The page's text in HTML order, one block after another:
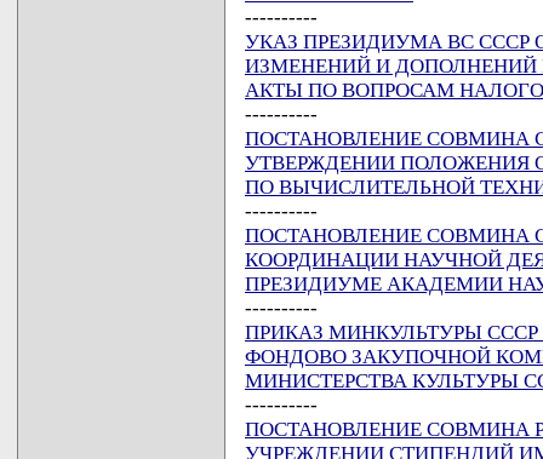
----------
УКАЗ ПРЕЗИДИУМА ВС СССР
ИЗМЕНЕНИЙ И ДОПОЛНЕНИЙ
АКТЫ ПО ВОПРОСАМ
----------
ПОСТАНОВЛЕНИЕ СОВМИНА
УТВЕРЖДЕНИИ ПОЛОЖЕНИЯ
ПО ВЫЧИСЛИТЕЛЬНОЙ
----------
ПОСТАНОВЛЕНИЕ СОВМИНА
КООРДИНАЦИИ НАУЧНОЙ
ПРЕЗИДИУМЕ АКАДЕМИИ
----------
ПРИКАЗ МИНКУЛЬТУРЫ СССР
ФОНДОВО ЗАКУПОЧНОЙ
МИНИСТЕРСТВА КУЛЬТУРЫ
----------
ПОСТАНОВЛЕНИЕ СОВМИНА
УЧРЕЖДЕНИИ СТИПЕНДИЙ